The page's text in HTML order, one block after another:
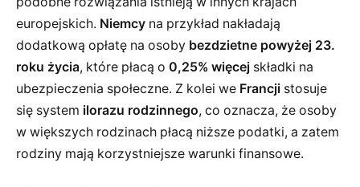
europejskich. Niemcy na przykład nakładają
dodatkową opłatę na osoby bezdzietne powyżej 23.
roku życia, które płacą o 0,25% więcej składki na
ubezpieczenia społeczne. Z kolei we Francji stosuje
się system ilorazu rodzinnego, co oznacza, że osoby
w większych rodzinach płacą niższe podatki, a zatem
rodziny mają korzystniejsze warunki finansowe.